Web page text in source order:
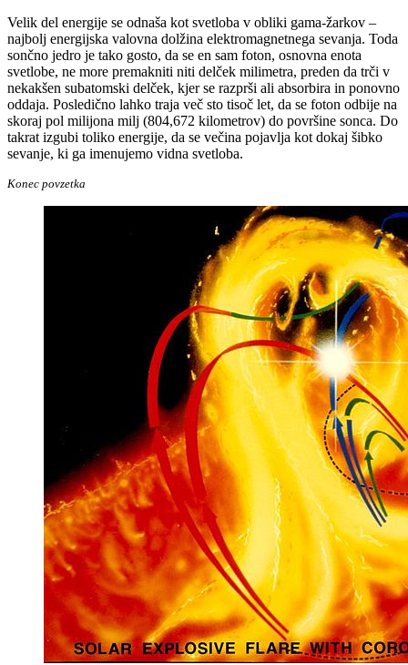
Velik del energije se odnaša kot svetloba v obliki gama-žarkov –
najbolj energijska valovna dolžina elektromagnetnega sevanja. Toda
sončno jedro je tako gosto, da se en sam foton, osnovna enota
svetlobe, ne more premakniti niti delček milimetra, preden da trči v
nekakšen subatomski delček, kjer se razprši ali absorbira in ponovno
oddaja. Posledično lahko traja več sto tisoč let, da se foton odbije na
skoraj pol milijona milj (804,672 kilometrov) do površine sonca. Do
takrat izgubi toliko energije, da se večina pojavlja kot dokaj šibko
sevanje, ki ga imenujemo vidna svetloba.
Konec povzetka